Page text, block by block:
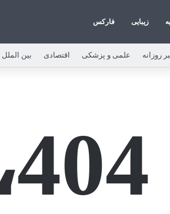
زیبایی فارکس
روزانه علمی و پزشکی اقتصادی بین الملل